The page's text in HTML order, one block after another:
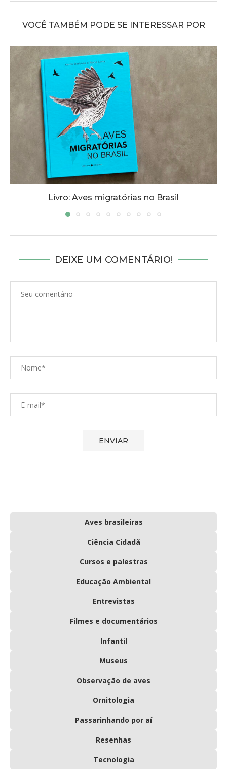
VOCÊ TAMBÉM PODE SE INTERESSAR POR
Livro: Aves migratórias no Brasil
DEIXE UM COMENTÁRIO!
Aves brasileiras
Ciência Cidadã
Cursos e palestras
Educação Ambiental
Entrevistas
Filmes e documentários
Infantil
Museus
Observação de aves
Ornitologia
Passarinhando por aí
Resenhas
Tecnologia